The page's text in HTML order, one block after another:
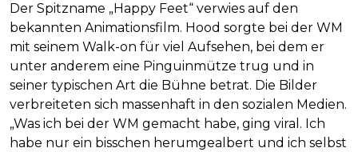
Der Spitzname „Happy Feet“ verwies auf den
bekannten Animationsfilm. Hood sorgte bei der WM
mit seinem Walk-on für viel Aufsehen, bei dem er
unter anderem eine Pinguinmütze trug und in
seiner typischen Art die Bühne betrat. Die Bilder
verbreiteten sich massenhaft in den sozialen Medien.
„Was ich bei der WM gemacht habe, ging viral. Ich
habe nur ein bisschen herumgealbert und ich selbst